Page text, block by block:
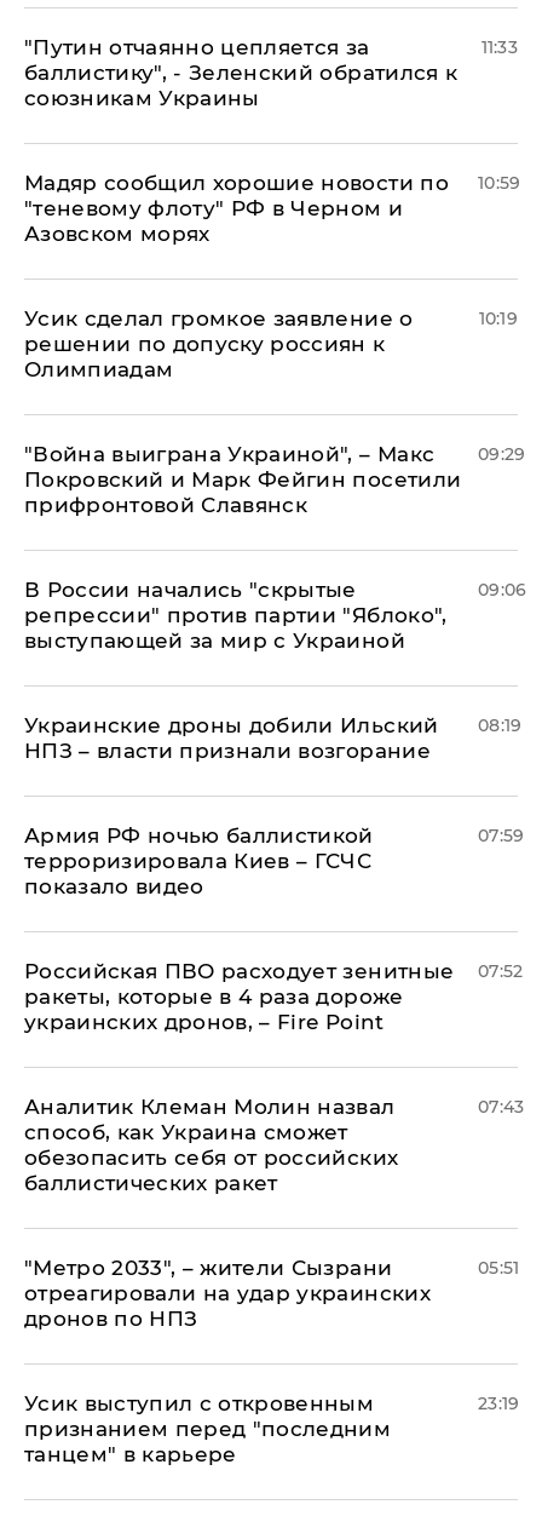
"Путин отчаянно цепляется за
баллистику", - Зеленский обратился к
союзникам Украины
11:33
Мадяр сообщил хорошие новости по
"теневому флоту" РФ в Черном и
Азовском морях
10:59
Усик сделал громкое заявление о
решении по допуску россиян к
Олимпиадам
10:19
"Война выиграна Украиной", – Макс
Покровский и Марк Фейгин посетили
прифронтовой Славянск
09:29
В России начались "скрытые
репрессии" против партии "Яблоко",
выступающей за мир с Украиной
09:06
Украинские дроны добили Ильский
НПЗ – власти признали возгорание
08:19
Армия РФ ночью баллистикой
терроризировала Киев – ГСЧС
показало видео
07:59
Российская ПВО расходует зенитные
ракеты, которые в 4 раза дороже
украинских дронов, – Fire Point
07:52
Аналитик Клеман Молин назвал
способ, как Украина сможет
обезопасить себя от российских
баллистических ракет
07:43
"Метро 2033", – жители Сызрани
отреагировали на удар украинских
дронов по НПЗ
05:51
Усик выступил с откровенным
признанием перед "последним
танцем" в карьере
23:19